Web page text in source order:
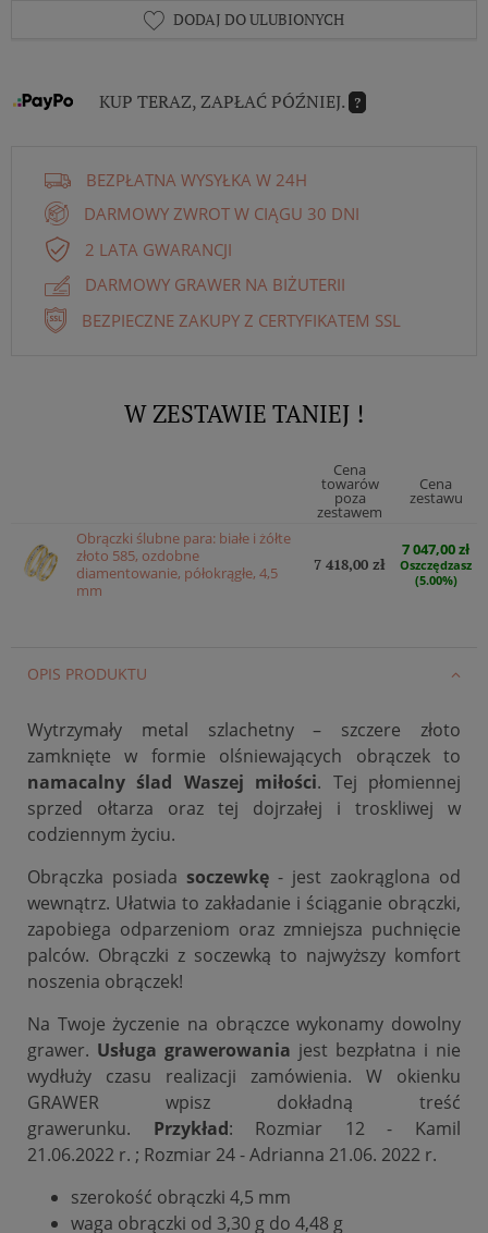
DODAJ DO ULUBIONYCH
KUP TERAZ, ZAPŁAĆ PÓŹNIEJ. ?
BEZPŁATNA WYSYŁKA W 24H
DARMOWY ZWROT W CIĄGU 30 DNI
2 LATA GWARANCJI
DARMOWY GRAWER NA BIŻUTERII
BEZPIECZNE ZAKUPY Z CERTYFIKATEM SSL
W ZESTAWIE TANIEJ !
Cena
towarów
poza
zestawem
Cena
zestawu
Obrączki ślubne para: białe i żółte
złoto 585, ozdobne
diamentowanie, półokrągłe, 4,5
mm
7 418,00 zł
7 047,00 zł
Oszczędzasz
(5.00%)
OPIS PRODUKTU
Wytrzymały metal szlachetny – szczere złoto
zamknięte w formie olśniewających obrączek to
namacalny ślad Waszej miłości. Tej płomiennej
sprzed ołtarza oraz tej dojrzałej i troskliwej w
codziennym życiu.
Obrączka posiada soczewkę - jest zaokrąglona od
wewnątrz. Ułatwia to zakładanie i ściąganie obrączki,
zapobiega odparzeniom oraz zmniejsza puchnięcie
palców. Obrączki z soczewką to najwyższy komfort
noszenia obrączek!
Na Twoje życzenie na obrączce wykonamy dowolny
grawer. Usługa grawerowania jest bezpłatna i nie
wydłuży czasu realizacji zamówienia. W okienku
GRAWER wpisz dokładną treść
grawerunku.
Przykład: Rozmiar 12 - Kamil
21.06.2022 r. ; Rozmiar 24 - Adrianna 21.06. 2022 r.
szerokość obrączki 4,5 mm
waga obrączki od 3,30 g do 4,48 g